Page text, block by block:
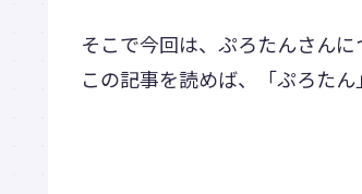
そこで今回は、ぷろたんさん
この記事を読めば、「ぷろた